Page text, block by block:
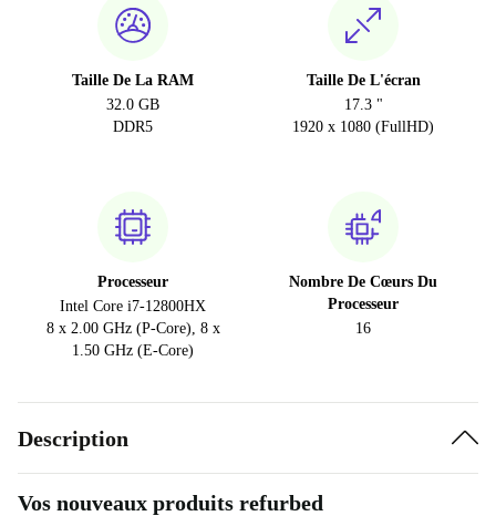
Taille De La RAM
32.0 GB
DDR5
Taille De L'écran
17.3 "
1920 x 1080 (FullHD)
Processeur
Intel Core i7-12800HX
8 x 2.00 GHz (P-Core), 8 x
1.50 GHz (E-Core)
Nombre De Cœurs Du
Processeur
16
Description
Vos nouveaux produits refurbed